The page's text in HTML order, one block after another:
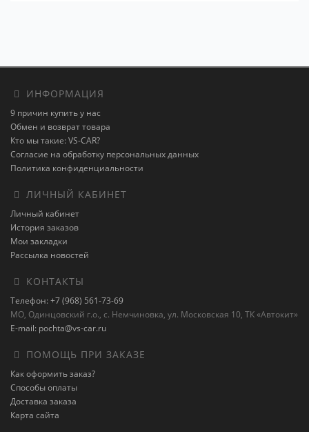
ИНФОРМАЦИЯ
9 причин купить у нас
Обмен и возврат товара
Кто мы такие: VS-CAR?
Согласие на обработку персональных данных
Политика конфиденциальности
ЛИЧНЫЙ КАБИНЕТ
Личный кабинет
История заказов
Мои закладки
Рассылка новостей
КОНТАКТЫ
Телефон: +7 (968) 561-73-69
МО, Одинцовский г.о., с. Немчиновка, ул. Московская 10, ТК «Автокит»
E-mail: pochta@vs-car.ru
ПОМОЩЬ ПРИ ЗАКАЗЕ
Как оформить заказ?
Способы оплаты
Доставка заказа
Карта сайта